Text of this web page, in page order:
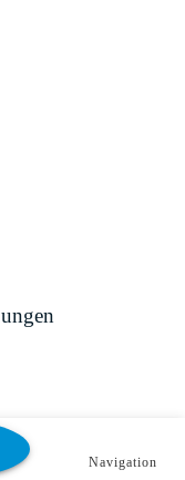
Navigation